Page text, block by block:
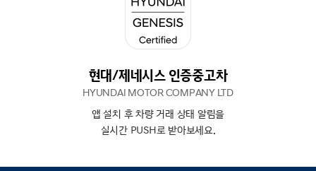
현대/제네시스 인증중고차
HYUNDAI MOTOR COMPANY LTD
앱 설치 후 차량 거래 상태 알림을
실시간 PUSH로 받아보세요.